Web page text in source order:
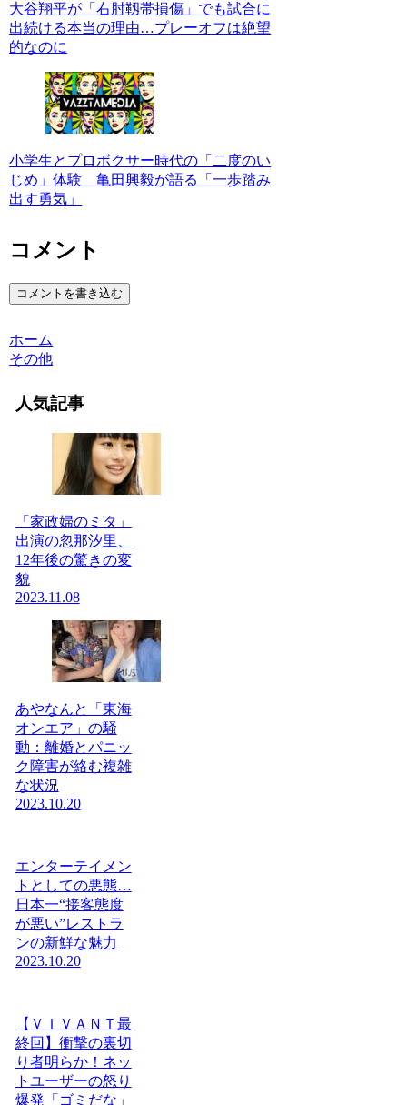
大谷翔平が「右肘靱帯損傷」でも試合に
出続ける本当の理由…プレーオフは絶望
的なのに
小学生とプロボクサー時代の「二度のい
じめ」体験 亀田興毅が語る「一歩踏み
出す勇気」
コメント
コメントを書き込む
ホーム
その他
人気記事
「家政婦のミタ」
出演の忽那汐里、
12年後の驚きの変
貌
2023.11.08
あやなんと「東海
オンエア」の騒
動：離婚とパニッ
ク障害が絡む複雑
な状況
2023.10.20
エンターテイメン
トとしての悪態…
日本一“接客態度
が悪い”レストラ
ンの新鮮な魅力
2023.10.20
【ＶＩＶＡＮＴ最
終回】衝撃の裏切
り者明らか！ネッ
トユーザーの怒り
爆発「ゴミだな」